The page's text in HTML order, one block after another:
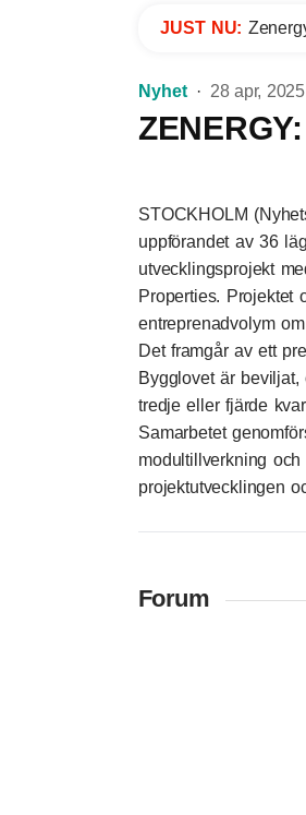
JUST NU:
Nyhet 28 apr, 2025
STOCKHOLM
uppförandet av 36
utvecklingsprojekt
Properties. Projektet
entreprenadvolym
Det framgår av ett
Bygglovet är
tredje eller fjärde
Samarbetet
modultillverkning
projektutvecklingen
Forum